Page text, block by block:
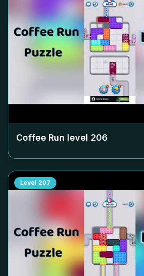
Coffee Run level 206
Level 207